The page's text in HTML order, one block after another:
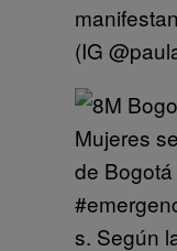
(IG
Mujeres
de
s. Según